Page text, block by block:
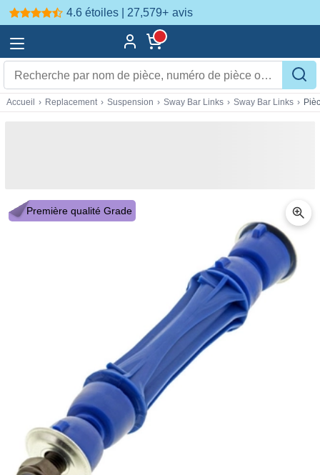
4.6 étoiles | 27,579+ avis
Accueil › Replacement › Suspension › Sway Bar Links › Sway Bar Links ›
Première qualité Grade